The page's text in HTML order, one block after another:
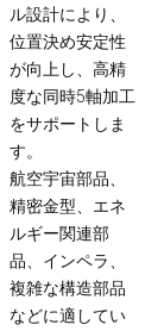
ル設計により、
位置決め安定性
が向上し、高精
度な同時5軸加工
をサポートしま
す。
航空宇宙部品、
精密金型、エネ
ルギー関連部
品、インペラ、
複雑な構造部品
などに適してい